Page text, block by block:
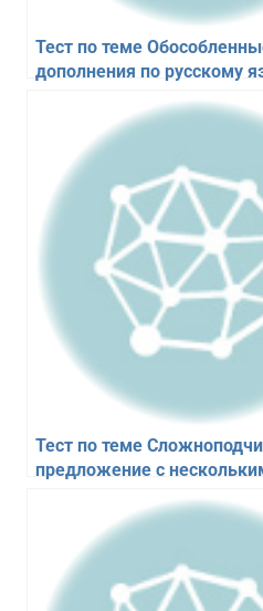
Тест по теме
дополнения по русскому
Тест по теме
предложение с
6 класса. 10 вопросов